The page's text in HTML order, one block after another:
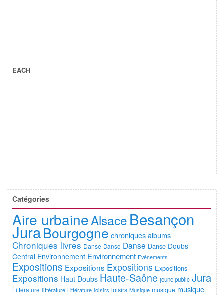
EACH
Catégories
Aire urbaineAlsace Besançon
JuraBourgogne chroniques albums
Chroniques livres Danse Danse Danse Danse Doubs
Central Environnement Environnement Evénements
Expositions Expositions Expositions Expositions
Expositions Haut Doubs Haute-Saône jeune public Jura
Littérature littérature Littérature loisirs loisirs Musique musique musique